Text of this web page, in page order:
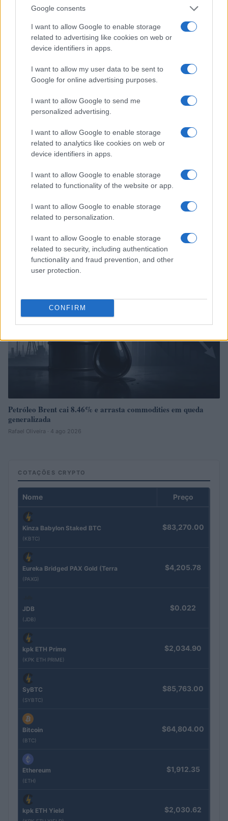
Google consents
I want to allow Google to enable storage
related to advertising like cookies on web or
device identifiers in apps.
I want to allow my user data to be sent to
Google for online advertising purposes.
I want to allow Google to send me
personalized advertising.
I want to allow Google to enable storage
related to analytics like cookies on web or
device identifiers in apps.
I want to allow Google to enable storage
related to functionality of the website or app.
I want to allow Google to enable storage
related to personalization.
I want to allow Google to enable storage
related to security, including authentication
functionality and fraud prevention, and other
user protection.
CONFIRM
Petróleo Brent cai 8.3% e arrasta commodities em agosto de
NÃO CLASSIFICADO
Tensões diplomáticas entre Brasil e Argentina: o que está em
NÃO CLASSIFICADO
Petróleo Brent cai 8.46% e arrasta commodities em queda
generalizada
Rafael Oliveira · 4 ago 2026
COTAÇÕES CRYPTO
Nome Preço
Kinza Babylon Staked BTC
(KBTC)
$83,270.00
Eureka Bridged PAX Gold (Terra
(PAXG)
$4,205.78
JDB
(JDB)
$0.022
kpk ETH Prime
(KPK ETH PRIME)
$2,034.90
SyBTC
(SYBTC)
$85,763.00
Bitcoin
(BTC)
$64,804.00
Ethereum
(ETH)
$1,912.35
kpk ETH Yield $2,030.62